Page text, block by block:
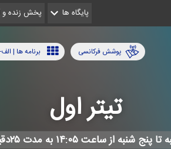
پایگاه ها پخش زنده و
برنامه ها | پوشش فرکانسی
تیتر اول
پنج شنبه از ساعت ۱۴:۰۵ به مدت ۲۵دقیقه